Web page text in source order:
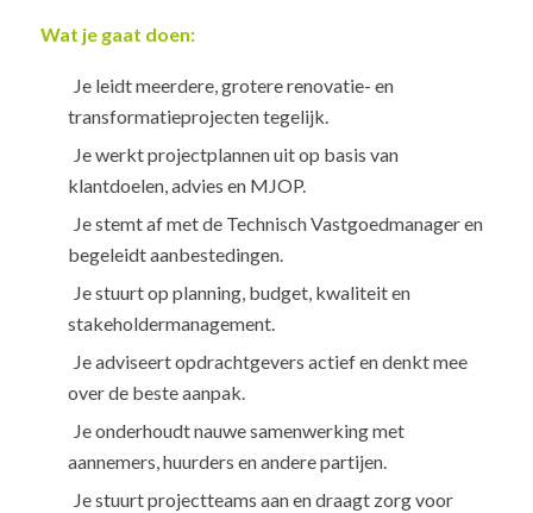
Wat je gaat doen:
Je leidt meerdere, grotere renovatie- en
transformatieprojecten tegelijk.
Je werkt projectplannen uit op basis van
klantdoelen, advies en MJOP.
Je stemt af met de Technisch Vastgoedmanager en
begeleidt aanbestedingen.
Je stuurt op planning, budget, kwaliteit en
stakeholdermanagement.
Je adviseert opdrachtgevers actief en denkt mee
over de beste aanpak.
Je onderhoudt nauwe samenwerking met
aannemers, huurders en andere partijen.
Je stuurt projectteams aan en draagt zorg voor